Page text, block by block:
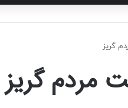
گریز
گریز